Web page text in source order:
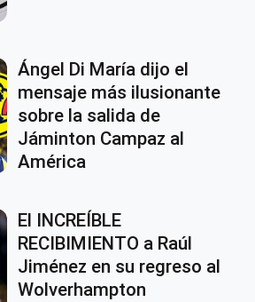
Ángel Di María dijo el
mensaje más ilusionante
sobre la salida de
Jáminton Campaz al
América
El INCREÍBLE
RECIBIMIENTO a Raúl
Jiménez en su regreso al
Wolverhampton